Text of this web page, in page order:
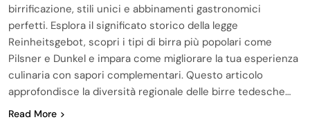
birrificazione, stili unici e abbinamenti gastronomici
perfetti. Esplora il significato storico della legge
Reinheitsgebot, scopri i tipi di birra più popolari come
Pilsner e Dunkel e impara come migliorare la tua esperienza
culinaria con sapori complementari. Questo articolo
approfondisce la diversità regionale delle birre tedesche…
Read More